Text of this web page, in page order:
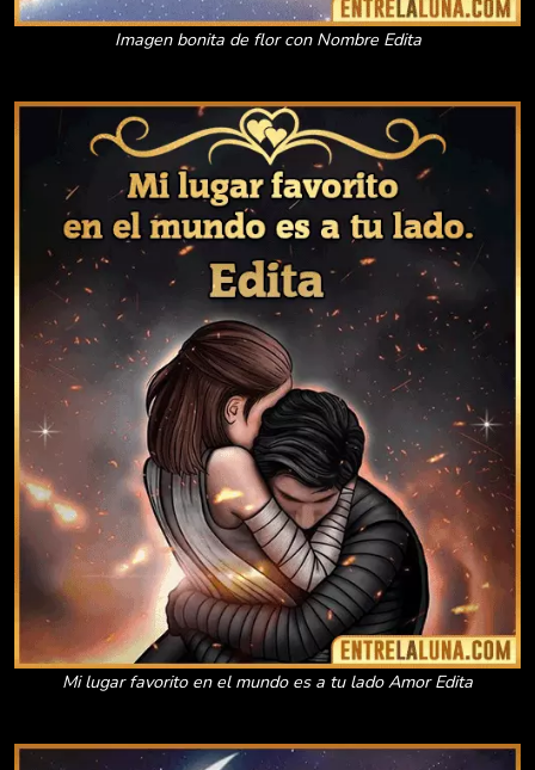
Imagen bonita de flor con Nombre Edita
Mi lugar favorito en el mundo es a tu lado Amor Edita